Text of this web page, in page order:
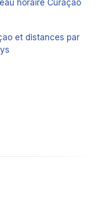
horaire Curaçao
et distances par